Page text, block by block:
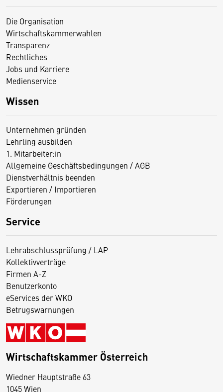
Die Organisation
Wirtschaftskammerwahlen
Transparenz
Rechtliches
Jobs und Karriere
Medienservice
Wissen
Unternehmen gründen
Lehrling ausbilden
1. Mitarbeiter:in
Allgemeine Geschäftsbedingungen / AGB
Dienstverhältnis beenden
Exportieren / Importieren
Förderungen
Service
Lehrabschlussprüfung / LAP
Kollektivverträge
Firmen A-Z
Benutzerkonto
eServices der WKO
Betrugswarnungen
Wirtschaftskammer Österreich
Wiedner Hauptstraße 63
1045 Wien
D